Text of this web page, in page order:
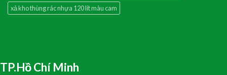
xả kho thùng rác nhựa 120 lít màu cam
TP.Hồ Chí Minh